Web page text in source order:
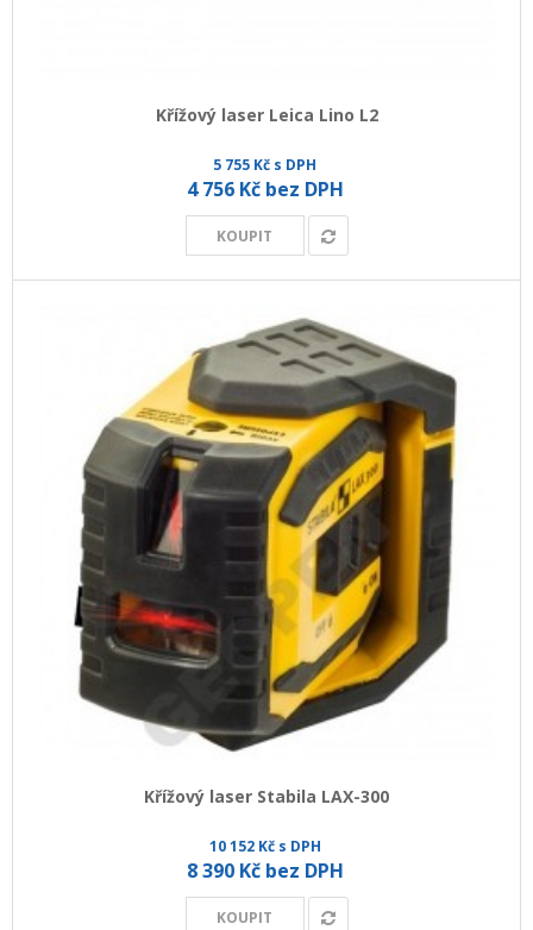
Křížový laser Leica Lino L2
5 755 Kč s DPH
4 756 Kč bez DPH
KOUPIT
Křížový laser Stabila LAX-300
10 152 Kč s DPH
8 390 Kč bez DPH
KOUPIT